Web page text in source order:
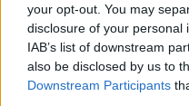
your opt-out. You may
disclosure of your personal
IAB’s list of downstream
also be disclosed by us to
Downstream Participants
Canaria.
D.N.I./Pasaporte/
En el caso de ser un menor
completar los datos del tutor.